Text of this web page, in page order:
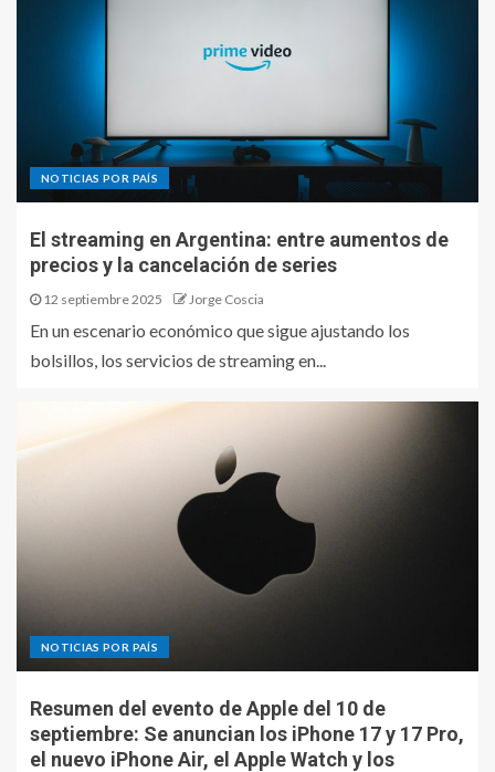
NOTICIAS POR PAÍS
El streaming en Argentina: entre aumentos de
precios y la cancelación de series
12 septiembre 2025 Jorge Coscia
En un escenario económico que sigue ajustando los
bolsillos, los servicios de streaming en...
NOTICIAS POR PAÍS
Resumen del evento de Apple del 10 de
septiembre: Se anuncian los iPhone 17 y 17 Pro,
el nuevo iPhone Air, el Apple Watch y los